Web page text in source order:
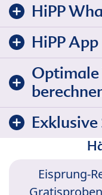
HiPP
HiPP App
Optimale
Eisprung-
Gratisproben